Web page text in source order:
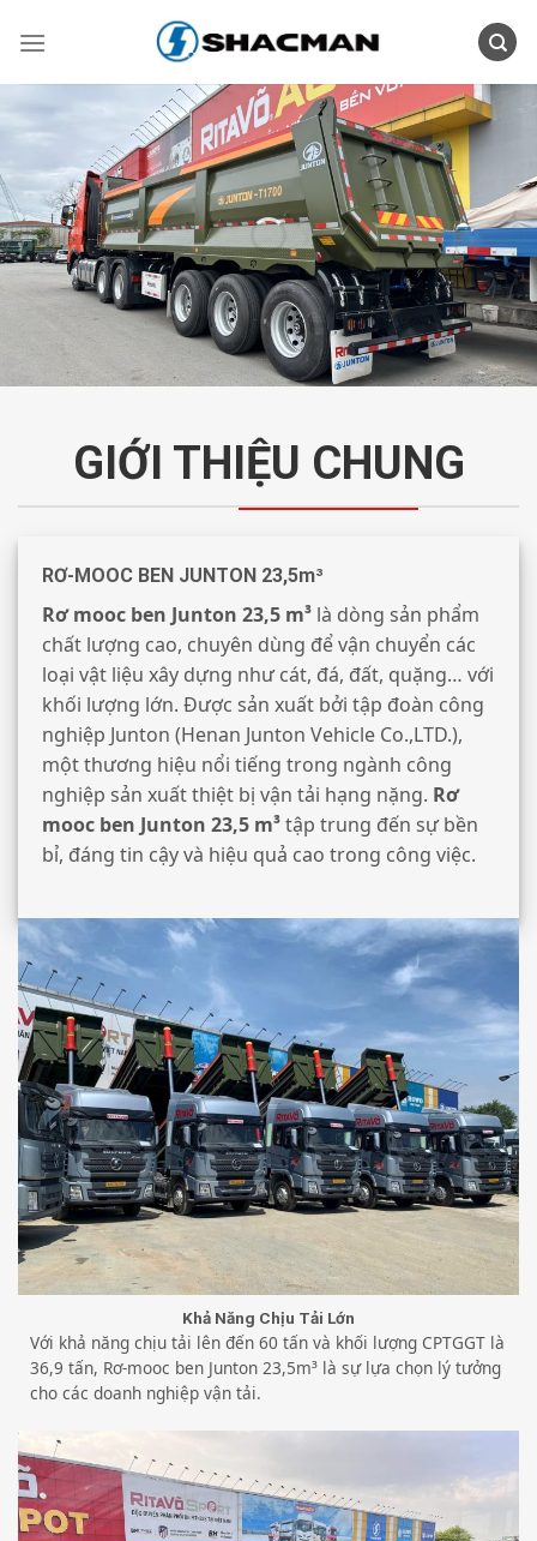
GIỚI THIỆU CHUNG
RƠ-MOOC BEN JUNTON 23,5m³
Rơ mooc ben Junton 23,5 m³ là dòng sản phẩm
chất lượng cao, chuyên dùng để vận chuyển các
loại vật liệu xây dựng như cát, đá, đất, quặng… với
khối lượng lớn. Được sản xuất bởi tập đoàn công
nghiệp Junton (Henan Junton Vehicle Co.,LTD.),
một thương hiệu nổi tiếng trong ngành công
nghiệp sản xuất thiệt bị vận tải hạng nặng. Rơ
mooc ben Junton 23,5 m³tập trung đến sự bền
bỉ, đáng tin cậy và hiệu quả cao trong công việc.
Khả Năng Chịu Tải Lớn
Với khả năng chịu tải lên đến 60 tấn và khối lượng CPTGGT là
36,9 tấn, Rơ-mooc ben Junton 23,5m³ là sự lựa chọn lý tưởng
cho các doanh nghiệp vận tải.